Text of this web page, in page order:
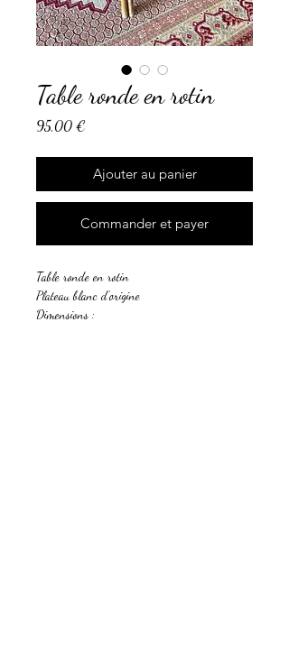
Table ronde en rotin
95,00 €
Ajouter au panier
Commander et payer
Table ronde en rotin
Plateau blanc d’origine
Dimensions :